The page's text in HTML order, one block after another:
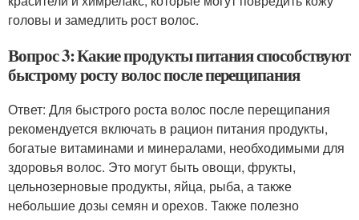
головы и замедлить рост волос.
Вопрос 3: Какие продукты питания способствуют
быстрому росту волос после перещипания
Ответ: Для быстрого роста волос после перещипания
рекомендуется включать в рацион питания продукты,
богатые витаминами и минералами, необходимыми для
здоровья волос. Это могут быть овощи, фрукты,
цельнозерновые продукты, яйца, рыба, а также
небольшие дозы семян и орехов. Также полезно